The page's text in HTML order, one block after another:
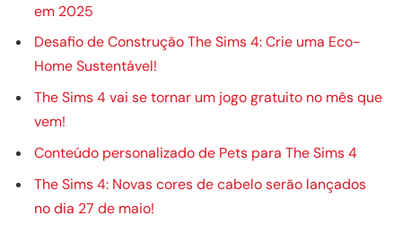
em 2025
Desafio de Construção The Sims 4: Crie uma Eco-
Home Sustentável!
The Sims 4 vai se tornar um jogo gratuito no mês que
vem!
Conteúdo personalizado de Pets para The Sims 4
The Sims 4: Novas cores de cabelo serão lançados
no dia 27 de maio!